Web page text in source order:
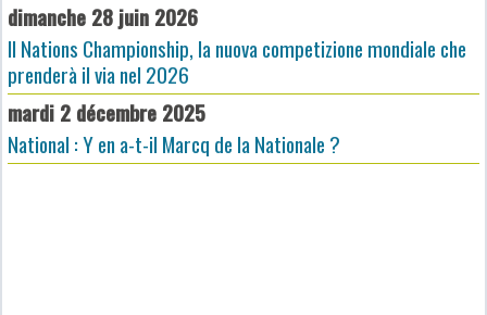
dimanche 28 juin 2026
Il Nations Championship, la nuova competizione mondiale che
prenderà il via nel 2026
mardi 2 décembre 2025
National : Y en a-t-il Marcq de la Nationale ?